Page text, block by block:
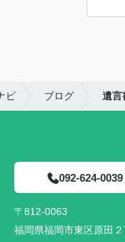
ビ ブログ 遺言
092-624-0039
〒812-0063
福岡県福岡市東区原田